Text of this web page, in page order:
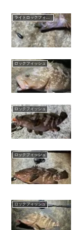
ライトロックフィッシュ
ロックフィッシュ
ロックフィッシュ
ロックフィッシュ
ロックフィッシュ